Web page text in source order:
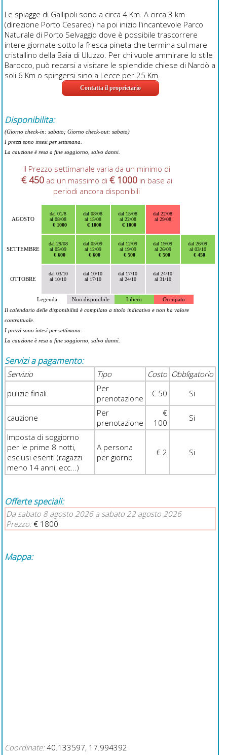
Le spiagge di Gallipoli sono a circa 4 Km. A circa 3 km
(direzione Porto Cesareo) ha poi inizio l'incantevole Parco
Naturale di Porto Selvaggio dove è possibile trascorrere
intere giornate sotto la fresca pineta che termina sul mare
cristallino della Baia di Uluzzo. Per chi vuole ammirare lo stile
Barocco, può recarsi a visitare le splendide chiese di Nardò a
soli 6 Km o spingersi sino a Lecce per 25 Km.
Contatta il proprietario
Disponibilita:
(Giorno check-in: sabato; Giorno check-out: sabato)
I prezzi sono intesi per settimana.
La cauzione è resa a fine soggiorno, salvo danni.
Il Prezzo settimanale varia da un minimo di
€ 450ad un massimo di € 1000in base ai
periodi ancora disponibili
AGOSTO
dal 01/8
al 08/08
€ 1000
dal 08/08
al 15/08
€ 1000
dal 15/08
al 22/08
€ 1000
dal 22/08
al 29/08
SETTEMBRE
dal 29/08
al 05/09
€ 600
dal 05/09
al 12/09
€ 600
dal 12/09
al 19/09
€ 500
dal 19/09
al 26/09
€ 500
dal 26/09
al 03/10
€ 450
OTTOBRE
dal 03/10
al 10/10
dal 10/10
al 17/10
dal 17/10
al 24/10
dal 24/10
al 31/10
Legenda Non disponibile Libero
Occupato
Il calendario delle disponibilità è compilato a titolo indicativo e non ha valore
contrattuale.
I prezzi sono intesi per settimana.
La cauzione è resa a fine soggiorno, salvo danni.
Servizi a pagamento:
Servizio Tipo Costo Obbligatorio
pulizie finali
Per
prenotazione
€ 50 Si
cauzione
Per
prenotazione
€
100
Si
Imposta di soggiorno
per le prime 8 notti,
esclusi esenti (ragazzi
meno 14 anni, ecc...)
A persona
per giorno
€ 2 Si
Offerte speciali:
Da sabato 8 agosto 2026 a sabato 22 agosto 2026
Prezzo:€ 1800
Mappa:
Coordinate: 40.133597, 17.994392